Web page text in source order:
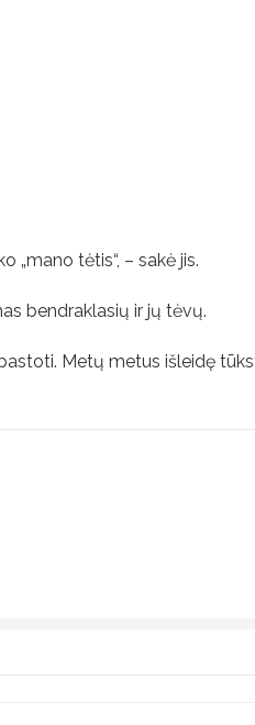
„mano tėtis“, – sakė jis.
bendraklasių ir jų tėvų.
Metų metus išleidę